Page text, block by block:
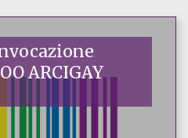
ARCIGAY